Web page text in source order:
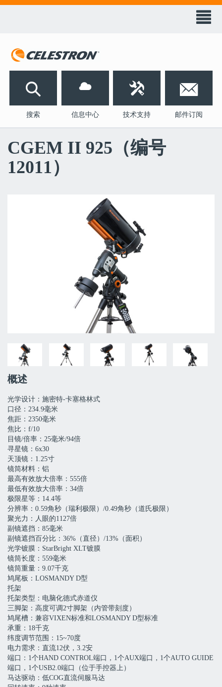
天
技
󰀭
搜索 信息中心

技术支持

邮件订阅
CGEM II 925（编号
12011）
概述
光学设计：施密特-卡塞格林式
口径：234.9毫米
焦距：2350毫米
焦比：f/10
目镜/倍率：25毫米/94倍
寻星镜：6x30
天顶镜：1.25寸
镜筒材料：铝
最高有效放大倍率：555倍
最低有效放大倍率：34倍
极限星等：14.4等
分辨率：0.59角秒（瑞利极限）/0.49角秒（道氏极限）
聚光力：人眼的1127倍
副镜遮挡：85毫米
副镜遮挡百分比：36%（直径）/13%（面积）
光学镀膜：StarBright XLT镀膜
镜筒长度：559毫米
镜筒重量：9.07千克
鸠尾板：LOSMANDY D型
托架
托架类型：电脑化德式赤道仪
三脚架：高度可调2寸脚架（内管带刻度）
鸠尾槽：兼容VIXEN标准和LOSMANDY D型标准
承重：18千克
纬度调节范围：15~70度
电力需求：直流12伏，3.2安
端口：1个HAND CONTROL端口，1个AUX端口，1个AUTO GUIDE
端口，1个USB2.0端口（位于手控器上）
马达驱动：低COG直流伺服马达